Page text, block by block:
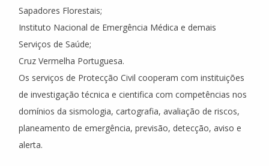
Sapadores Florestais;
Instituto Nacional de Emergência Médica e demais
Serviços de Saúde;
Cruz Vermelha Portuguesa.
Os serviços de Protecção Civil cooperam com instituições
de investigação técnica e cientifica com competências nos
domínios da sismologia, cartografia, avaliação de riscos,
planeamento de emergência, previsão, detecção, aviso e
alerta.